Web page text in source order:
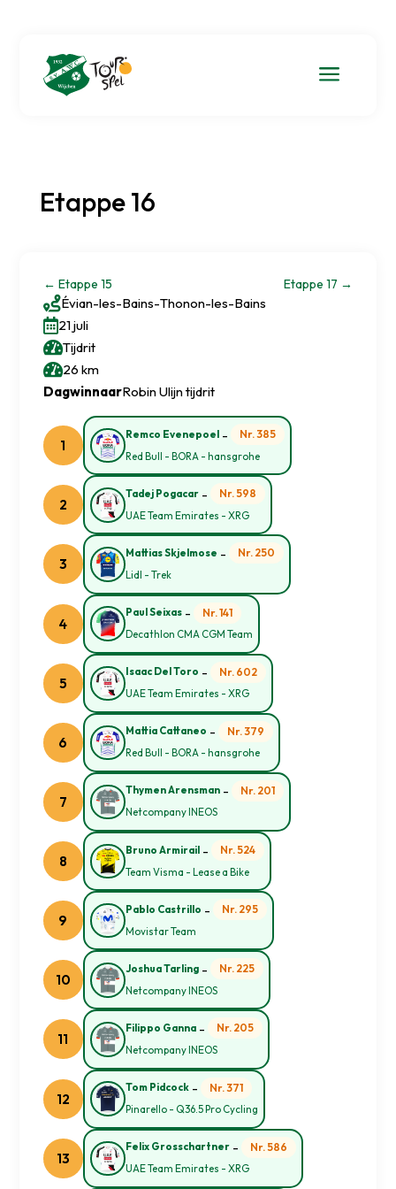
a
Etappe 16
← Etappe 15 Etappe 17 →
Évian-les-Bains-Thonon-les-Bains
21 juli
Tijdrit
26 km
DagwinnaarRobin Ulijn tijdrit
1
Remco Evenepoel- Nr. 385
Red Bull - BORA - hansgrohe
2
Tadej Pogacar- Nr. 598
UAE Team Emirates - XRG
3
Mattias Skjelmose - Nr. 250
Lidl - Trek
4
Paul Seixas- Nr. 141
Decathlon CMA CGM Team
5
Isaac Del Toro - Nr. 602
UAE Team Emirates - XRG
6
Mattia Cattaneo - Nr. 379
Red Bull - BORA - hansgrohe
7
Thymen Arensman- Nr. 201
Netcompany INEOS
8
Bruno Armirail- Nr. 524
Team Visma - Lease a Bike
9
Pablo Castrillo - Nr. 295
Movistar Team
10
Joshua Tarling- Nr. 225
Netcompany INEOS
11
Filippo Ganna- Nr. 205
Netcompany INEOS
12
Tom Pidcock- Nr. 371
Pinarello - Q36.5 Pro Cycling
13
Felix Grosschartner- Nr. 586
UAE Team Emirates - XRG